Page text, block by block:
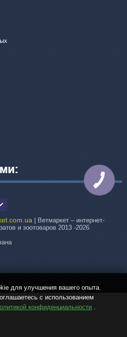
| Ветмаркет – интернет-
и зоотоваров 2013 -2026
для улучшения вашего опыта.
с использованием
конфиденциальности .
КНОПКА
СВЯЗИ